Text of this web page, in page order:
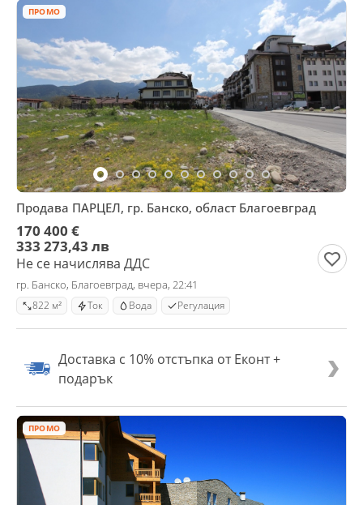
ПРОМО
Продава ПАРЦЕЛ, гр. Банско, област Благоевград
170 400 €
333 273,43 лв
Не се начислява ДДС
гр. Банско, Благоевград, вчера, 22:41
822 м² Ток Вода Регулация
Доставка с 10% отстъпка от Еконт +
подарък
ПРОМО